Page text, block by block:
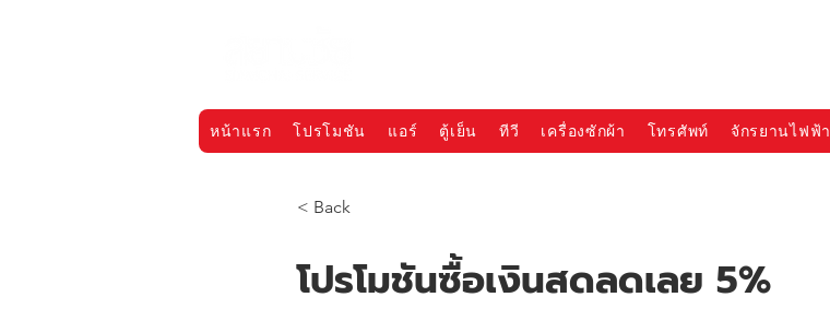
หน้าแรก โปรโมชัน แอร์ ตู้เย็น ทีวี เครื่องซักผ้า โทรศัพท์ จักรยานไฟฟ้า
< Back
โปรโมชันซื้อเงินสดลดเลย 5%